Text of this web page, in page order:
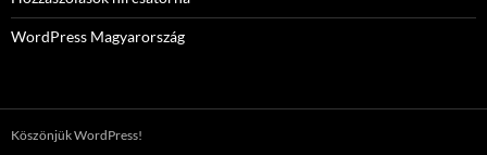
WordPress Magyarország
Köszönjük WordPress!